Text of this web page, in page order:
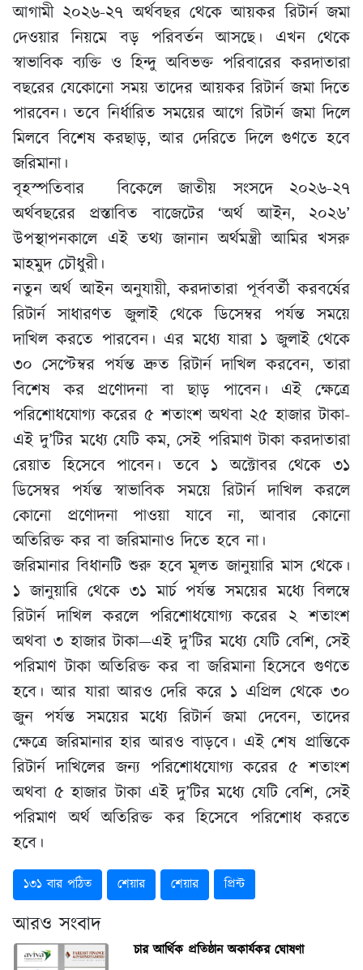
আগামী ২০২৬-২৭ অর্থবছর থেকে আয়কর রিটার্ন জমা
দেওয়ার নিয়মে বড় পরিবর্তন আসছে। এখন থেকে
স্বাভাবিক ব্যক্তি ও হিন্দু অবিভক্ত পরিবারের করদাতারা
বছরের যেকোনো সময় তাদের আয়কর রিটার্ন জমা দিতে
পারবেন। তবে নির্ধারিত সময়ের আগে রিটার্ন জমা দিলে
মিলবে বিশেষ করছাড়, আর দেরিতে দিলে গুণতে হবে
জরিমানা।
বৃহস্পতিবার বিকেলে জাতীয় সংসদে ২০২৬-২৭
অর্থবছরের প্রস্তাবিত বাজেটের ‘অর্থ আইন, ২০২৬’
উপস্থাপনকালে এই তথ্য জানান অর্থমন্ত্রী আমির খসরু
মাহমুদ চৌধুরী।
নতুন অর্থ আইন অনুযায়ী, করদাতারা পূর্ববর্তী করবর্ষের
রিটার্ন সাধারণত জুলাই থেকে ডিসেম্বর পর্যন্ত সময়ে
দাখিল করতে পারবেন। এর মধ্যে যারা ১ জুলাই থেকে
৩০ সেপ্টেম্বর পর্যন্ত দ্রুত রিটার্ন দাখিল করবেন, তারা
বিশেষ কর প্রণোদনা বা ছাড় পাবেন। এই ক্ষেত্রে
পরিশোধযোগ্য করের ৫ শতাংশ অথবা ২৫ হাজার টাকা-
এই দু’টির মধ্যে যেটি কম, সেই পরিমাণ টাকা করদাতারা
রেয়াত হিসেবে পাবেন। তবে ১ অক্টোবর থেকে ৩১
ডিসেম্বর পর্যন্ত স্বাভাবিক সময়ে রিটার্ন দাখিল করলে
কোনো প্রণোদনা পাওয়া যাবে না, আবার কোনো
অতিরিক্ত কর বা জরিমানাও দিতে হবে না।
জরিমানার বিধানটি শুরু হবে মূলত জানুয়ারি মাস থেকে।
১ জানুয়ারি থেকে ৩১ মার্চ পর্যন্ত সময়ের মধ্যে বিলম্বে
রিটার্ন দাখিল করলে পরিশোধযোগ্য করের ২ শতাংশ
অথবা ৩ হাজার টাকা—এই দু’টির মধ্যে যেটি বেশি, সেই
পরিমাণ টাকা অতিরিক্ত কর বা জরিমানা হিসেবে গুণতে
হবে। আর যারা আরও দেরি করে ১ এপ্রিল থেকে ৩০
জুন পর্যন্ত সময়ের মধ্যে রিটার্ন জমা দেবেন, তাদের
ক্ষেত্রে জরিমানার হার আরও বাড়বে। এই শেষ প্রান্তিকে
রিটার্ন দাখিলের জন্য পরিশোধযোগ্য করের ৫ শতাংশ
অথবা ৫ হাজার টাকা এই দু’টির মধ্যে যেটি বেশি, সেই
পরিমাণ অর্থ অতিরিক্ত কর হিসেবে পরিশোধ করতে
হবে।
১৩১ বার পঠিত শেয়ার শেয়ার প্রিন্ট
আরও সংবাদ
চার আর্থিক প্রতিষ্ঠান অকার্যকর ঘোষণা